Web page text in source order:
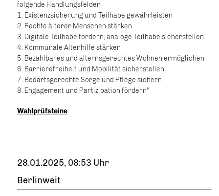
folgende Handlungsfelder:
1. Existenzsicherung und Teilhabe gewährleisten
2. Rechte älterer Menschen stärken
3. Digitale Teilhabe fördern, analoge Teilhabe sicherstellen
4. Kommunale Altenhilfe stärken
5. Bezahlbares und alternsgerechtes Wohnen ermöglichen
6. Barrierefreiheit und Mobilität sicherstellen
7. Bedarfsgerechte Sorge und Pflege sichern
8. Engagement und Partizipation fördern"
Wahlprüfsteine
28.01.2025, 08:53 Uhr
Berlinweit